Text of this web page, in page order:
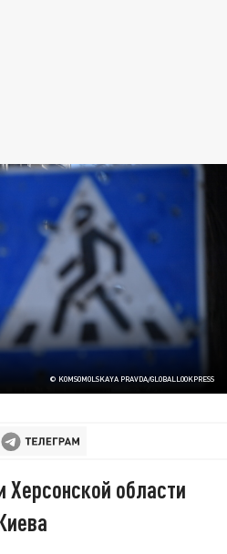
© KOMSOMOLSKAYA PRAVDA/GLOBALLOOKPRESS
области